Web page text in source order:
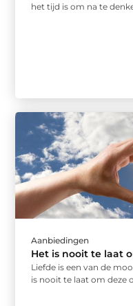
het tijd is om na te
Aanbiedingen
Het is nooit te laat
Liefde is een van de
is nooit te laat om deze